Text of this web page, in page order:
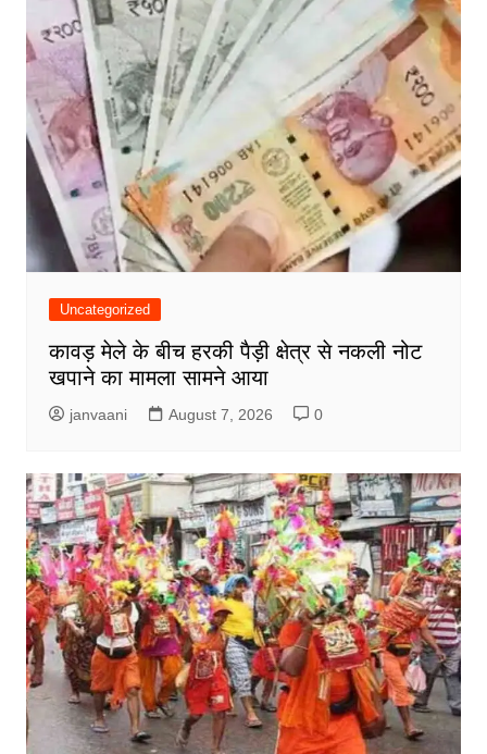
Uncategorized
कावड़ मेले के बीच हरकी पैड़ी क्षेत्र से नकली नोट
खपाने का मामला सामने आया
janvaani August 7, 2026 0